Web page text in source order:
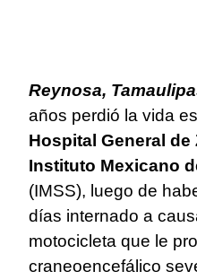
Reynosa,
años perdió la vida
Hospital General de
Instituto Mexicano
(IMSS), luego de
días internado a
motocicleta que le
craneoencefálico